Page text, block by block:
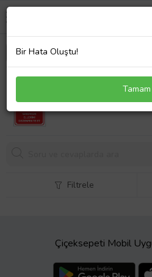
MIGNATIS - İmalat
Dezenfekte Et Levhası
729,99 TL
Filtrele
Çiçeksepeti Mobil
Bir Hata Oluştu!
Tamam